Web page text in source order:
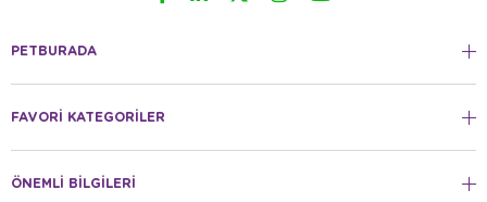
PETBURADA
FAVORİ KATEGORİLER
ÖNEMLİ BİLGİLERİ